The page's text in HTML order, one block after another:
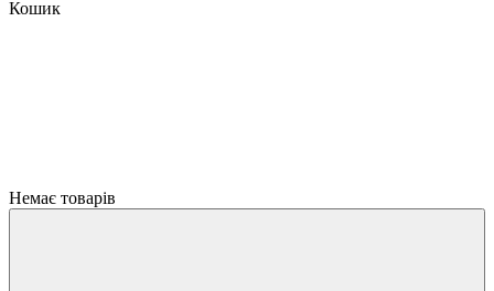
Кошик
Немає товарів